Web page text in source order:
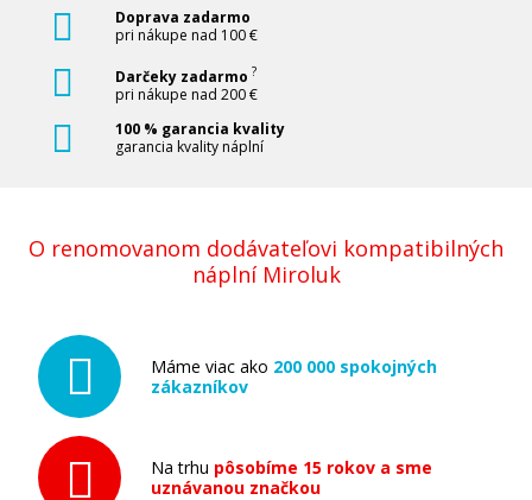
Doprava zadarmo
pri nákupe nad 100 €
Darčeky zadarmo ?
pri nákupe nad 200 €
100 % garancia kvality
garancia kvality náplní
O renomovanom dodávateľovi kompatibilných
náplní Miroluk
Máme viac ako 200 000 spokojných
zákazníkov
Na trhu pôsobíme 15 rokov a sme
uznávanou značkou